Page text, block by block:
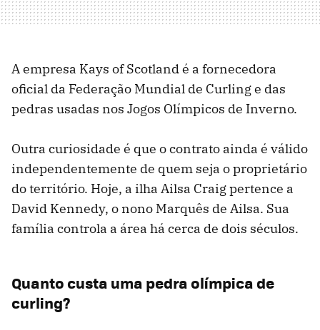
A empresa Kays of Scotland é a fornecedora
oficial da Federação Mundial de Curling e das
pedras usadas nos Jogos Olímpicos de Inverno.
Outra curiosidade é que o contrato ainda é válido
independentemente de quem seja o proprietário
do território. Hoje, a ilha Ailsa Craig pertence a
David Kennedy, o nono Marquês de Ailsa. Sua
família controla a área há cerca de dois séculos.
Quanto custa uma pedra olímpica de
curling?